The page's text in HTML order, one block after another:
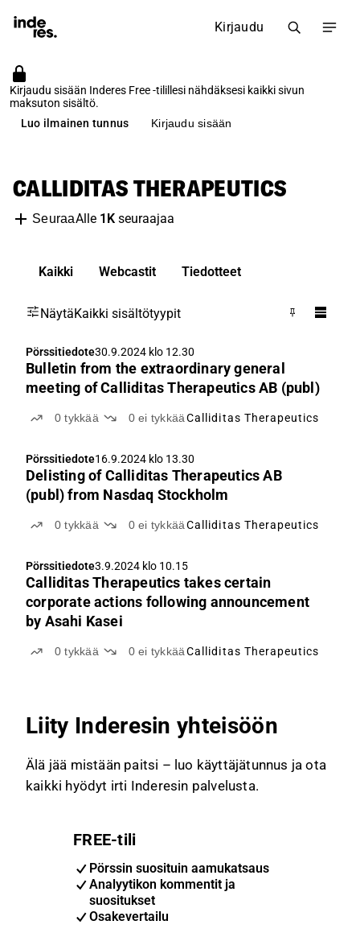
Kirjaudu
Kirjaudu sisään Inderes Free -tilillesi nähdäksesi kaikki sivun
maksuton sisältö.
Luo ilmainen tunnus
Kirjaudu sisään
CALLIDITAS THERAPEUTICS
SeuraaAlle 1Kseuraajaa
Kaikki Webcastit Tiedotteet
NäytäKaikki sisältötyypit
Pörssitiedote30.9.2024 klo 12.30
Bulletin from the extraordinary general
meeting of Calliditas Therapeutics AB (publ)
0tykkää 0ei tykkääCalliditas Therapeutics
Pörssitiedote16.9.2024 klo 13.30
Delisting of Calliditas Therapeutics AB
(publ) from Nasdaq Stockholm
0tykkää 0ei tykkääCalliditas Therapeutics
Pörssitiedote3.9.2024 klo 10.15
Calliditas Therapeutics takes certain
corporate actions following announcement
by Asahi Kasei
0tykkää 0ei tykkääCalliditas Therapeutics
Liity Inderesin yhteisöön
Älä jää mistään paitsi – luo käyttäjätunnus ja ota
kaikki hyödyt irti Inderesin palvelusta.
FREE-tili
Pörssin suosituin aamukatsaus
Analyytikon kommentit ja
suositukset
Osakevertailu